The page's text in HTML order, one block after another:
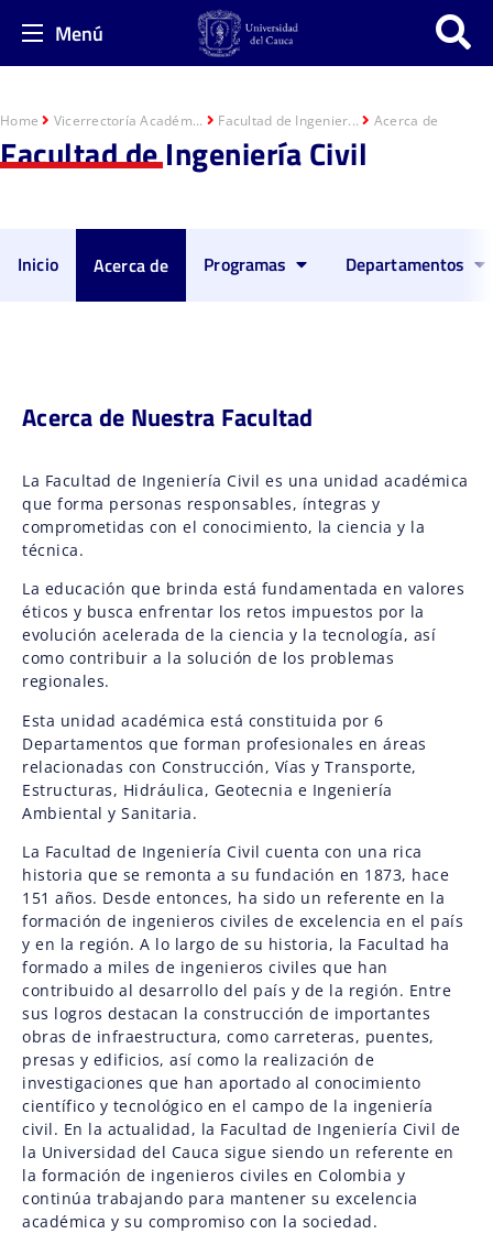
Menú
Home Vicerrectoría Académ... Facultad de Ingenier... Acerca de
Facultad de Ingeniería Civil
Inicio Acerca de Programas Departamentos
Acerca de Nuestra Facultad
La Facultad de Ingeniería Civil es una unidad académica
que forma personas responsables, íntegras y
comprometidas con el conocimiento, la ciencia y la
técnica.
La educación que brinda está fundamentada en valores
éticos y busca enfrentar los retos impuestos por la
evolución acelerada de la ciencia y la tecnología, así
como contribuir a la solución de los problemas
regionales.
Esta unidad académica está constituida por 6
Departamentos que forman profesionales en áreas
relacionadas con Construcción, Vías y Transporte,
Estructuras, Hidráulica, Geotecnia e Ingeniería
Ambiental y Sanitaria.
La Facultad de Ingeniería Civil cuenta con una rica
historia que se remonta a su fundación en 1873, hace
151 años. Desde entonces, ha sido un referente en la
formación de ingenieros civiles de excelencia en el país
y en la región. A lo largo de su historia, la Facultad ha
formado a miles de ingenieros civiles que han
contribuido al desarrollo del país y de la región. Entre
sus logros destacan la construcción de importantes
obras de infraestructura, como carreteras, puentes,
presas y edificios, así como la realización de
investigaciones que han aportado al conocimiento
científico y tecnológico en el campo de la ingeniería
civil. En la actualidad, la Facultad de Ingeniería Civil de
la Universidad del Cauca sigue siendo un referente en
la formación de ingenieros civiles en Colombia y
continúa trabajando para mantener su excelencia
académica y su compromiso con la sociedad.